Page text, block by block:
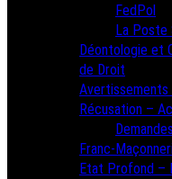
FedPol
La Poste
Déontologie et
de Droit
Avertissements
Récusation –
Franc-
Etat Profond –